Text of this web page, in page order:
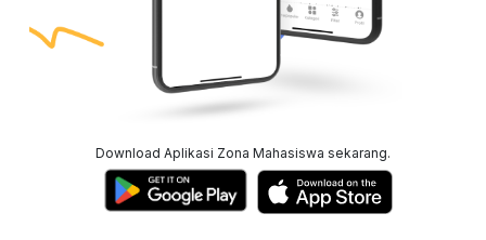
Download Aplikasi Zona Mahasiswa sekarang.